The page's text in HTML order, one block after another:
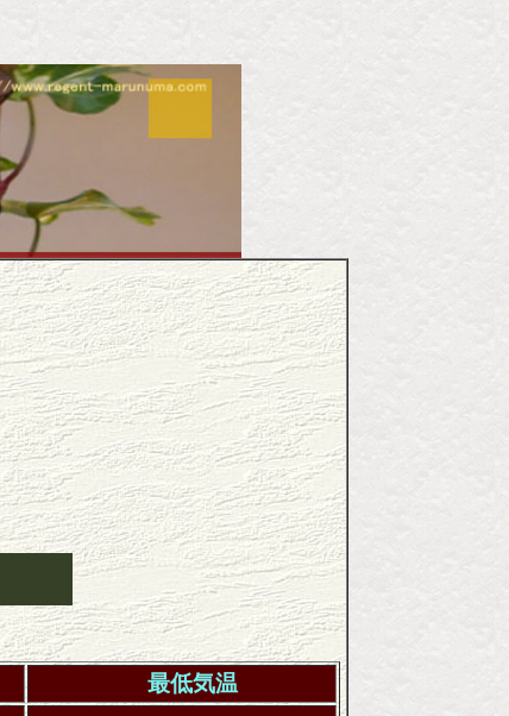
最低気温